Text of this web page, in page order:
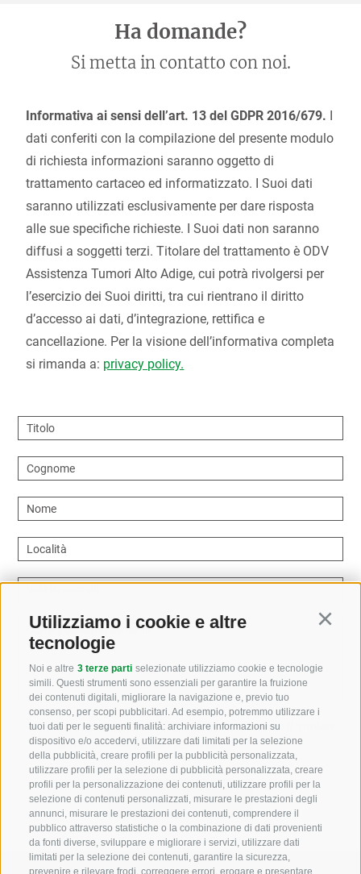
Utilizziamo i cookie e altre
tecnologie
Noi e altre 3 terze parti selezionate utilizziamo cookie e tecnologie
simili. Questi strumenti sono essenziali per garantire la fruizione
dei contenuti digitali, migliorare la navigazione e, previo tuo
consenso, per scopi pubblicitari. Ad esempio, potremmo utilizzare i
tuoi dati per le seguenti finalità: archiviare informazioni su
dispositivo e/o accedervi, utilizzare dati limitati per la selezione
della pubblicità, creare profili per la pubblicità personalizzata,
utilizzare profili per la selezione di pubblicità personalizzata, creare
profili per la personalizzazione dei contenuti, utilizzare profili per la
selezione di contenuti personalizzati, misurare le prestazioni degli
annunci, misurare le prestazioni dei contenuti, comprendere il
pubblico attraverso statistiche o la combinazione di dati provenienti
da fonti diverse, sviluppare e migliorare i servizi, utilizzare dati
limitati per la selezione dei contenuti, garantire la sicurezza,
Ha domande?
Si metta in contatto con noi.
Informativa ai sensi dell’art. 13 del GDPR 2016/679. I
dati conferiti con la compilazione del presente modulo
di richiesta informazioni saranno oggetto di
trattamento cartaceo ed informatizzato. I Suoi dati
saranno utilizzati esclusivamente per dare risposta
alle sue specifiche richieste. I Suoi dati non saranno
diffusi a soggetti terzi. Titolare del trattamento è ODV
Assistenza Tumori Alto Adige, cui potrà rivolgersi per
l’esercizio dei Suoi diritti, tra cui rientrano il diritto
d’accesso ai dati, d’integrazione, rettifica e
cancellazione. Per la visione dell’informativa completa
si rimanda a: privacy policy.
Titolo
Cognome
Nome
Località
Come possiamo aiutarvi?
Letto e compreso laprivacy policy, autorizzo il Titolare
al trattamento dei dati personali